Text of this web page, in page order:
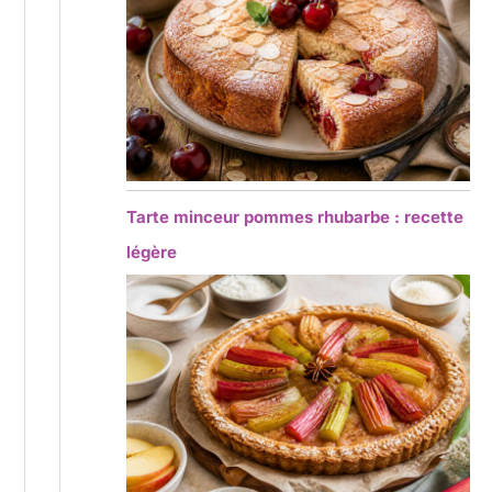
Tarte minceur pommes rhubarbe : recette
légère